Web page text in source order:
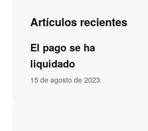
Artículos recientes
El pago se ha
liquidado
15 de agosto de 2023